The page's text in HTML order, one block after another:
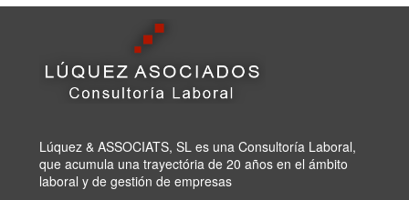
Lúquez & ASSOCIATS, SL es una Consultoría Laboral,
que acumula una trayectória de 20 años en el ámbito
laboral y de gestión de empresas